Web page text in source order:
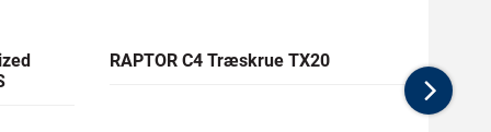
RAPTOR C4 Træskrue TX20